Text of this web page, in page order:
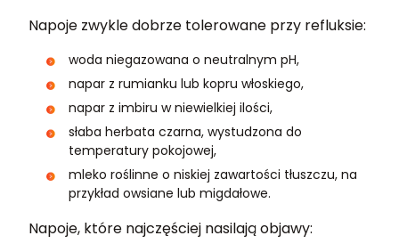
Napoje zwykle dobrze tolerowane przy refluksie:
woda niegazowana o neutralnym pH,
napar z rumianku lub kopru włoskiego,
napar z imbiru w niewielkiej ilości,
słaba herbata czarna, wystudzona do
temperatury pokojowej,
mleko roślinne o niskiej zawartości tłuszczu, na
przykład owsiane lub migdałowe.
Napoje, które najczęściej nasilają objawy: